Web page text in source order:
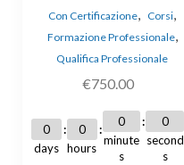
Con Certificazione, Corsi,
Formazione Professionale,
Qualifica Professionale
€750.00
0
days
0
hours
0
minute
s
0
second
s